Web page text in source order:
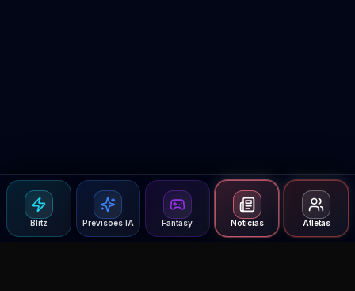
Blitz Previsoes IA Fantasy Notícias Atletas